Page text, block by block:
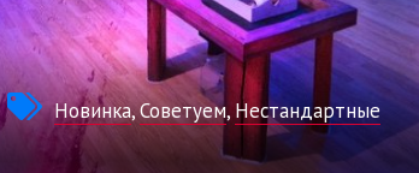
Новинка,Советуем,Нестандартные